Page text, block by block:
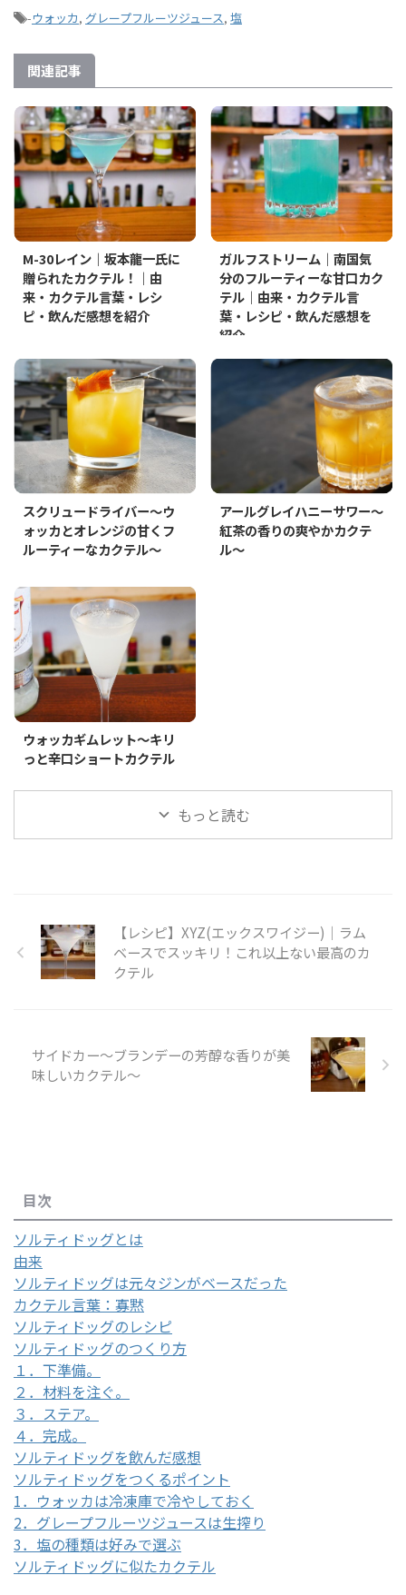
-ウォッカ, グレープフルーツジュース, 塩
関連記事
M-30レイン｜坂本龍一氏に
贈られたカクテル！｜由
来・カクテル言葉・レシ
ピ・飲んだ感想を紹介
ガルフストリーム｜南国気
分のフルーティーな甘口カク
テル｜由来・カクテル言
葉・レシピ・飲んだ感想を
紹介
スクリュードライバー～ウ
ォッカとオレンジの甘くフ
ルーティーなカクテル～
アールグレイハニーサワー～
紅茶の香りの爽やかカクテ
ル～
ウォッカギムレット～キリ
っと辛口ショートカクテル
もっと読む
【レシピ】XYZ(エックスワイジー)｜ラム
ベースでスッキリ！これ以上ない最高のカ
クテル
サイドカー～ブランデーの芳醇な香りが美
味しいカクテル～
目次
ソルティドッグとは
由来
ソルティドッグは元々ジンがベースだった
カクテル言葉：寡黙
ソルティドッグのレシピ
ソルティドッグのつくり方
１．下準備。
２．材料を注ぐ。
３．ステア。
４．完成。
ソルティドッグを飲んだ感想
ソルティドッグをつくるポイント
1．ウォッカは冷凍庫で冷やしておく
2．グレープフルーツジュースは生搾り
3．塩の種類は好みで選ぶ
ソルティドッグに似たカクテル